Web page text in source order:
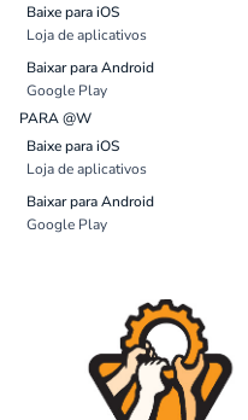
Baixe para iOS
Loja de aplicativos
Baixar para Android
Google Play
PARA @W
Baixe para iOS
Loja de aplicativos
Baixar para Android
Google Play